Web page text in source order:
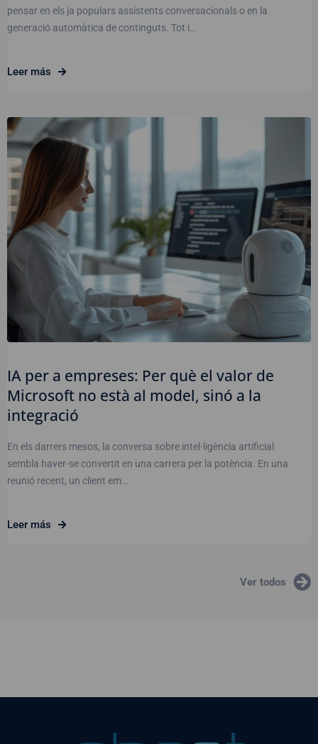
pensar en els ja populars assistents conversacionals o en la
generació automàtica de continguts. Tot i…
Leer más
IA per a empreses: Per què el valor de
Microsoft no està al model, sinó a la
integració
En els darrers mesos, la conversa sobre intel·ligència artificial
sembla haver-se convertit en una carrera per la potència. En una
reunió recent, un client em…
Leer más
Ver todos